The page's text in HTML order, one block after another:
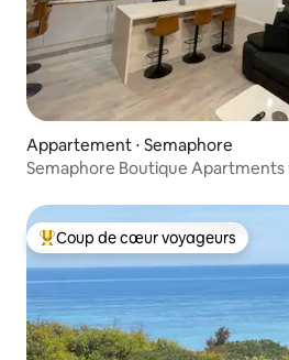
Appartement ⋅ Semaphore
Semaphore Boutique Apartments
Coups de cœur voyageurs les plus
Coup de cœur voyageurs